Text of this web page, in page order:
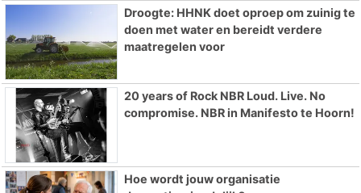
Droogte: HHNK doet oproep om zuinig te
doen met water en bereidt verdere
maatregelen voor
20 years of Rock NBR Loud. Live. No
compromise. NBR in Manifesto te Hoorn!
Hoe wordt jouw organisatie